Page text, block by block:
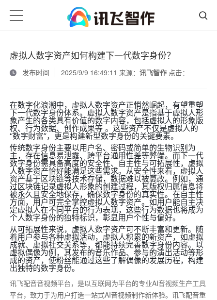
虚拟人数字资产如何构建下一代数字身份？
发布时间
2025/9/9 16:49:11 来源： 讯飞智作 点击：
在数字化浪潮中，虚拟人数字资产正悄然崛起，有望重塑
下一代数字身份体系。虚拟人数字资产是指基于虚拟人形
象产生的各类具有价值的数字内容，包括虚拟人的形象版
权、行为数据、创作成果等 。这些资产不仅是虚拟人的
“数字财富”，更是构建新型数字身份的关键要素。
传统数字身份主要以用户名、密码或简单的生物识别为
主，存在信息易泄露、跨平台通用性差等弊端。而下一代
数字身份需具备高度的安全性、自主性与可拓展性，虚拟
人数字资产恰好能满足这些需求。从安全性来看，虚拟人
资产基于区块链等技术存储，数据难以被篡改。例如，通
过区块链记录虚拟人形象的创建过程，其版权归属信息将
被永久且安全地保存，确保数字身份的真实性。在自主性
方面，用户可完全掌控虚拟人数字资产。如用户能自主决
定虚拟人在不同平台的行为表现，这些行为数据也将成为
个人数字身份的独特标识，彰显用户个性与偏好。
从可拓展性来说，虚拟人数字资产可不断丰富和更新。随
着用户参与各种虚拟活动，虚拟人积累的新资产，如虚拟
成就、虚拟社交关系等，都能持续完善数字身份内容。以
虚拟偶像为例，其发布的音乐作品、参与的演出活动等形
成的资产，使粉丝能通过这些了解偶像的发展历程，构建
出独特的数字身份。
讯飞配音音视频平台，是以互联网为平台的专业AI音视频生产工具
平台，致力于为用户打造一站式AI音视频制作新体验。讯飞配音重